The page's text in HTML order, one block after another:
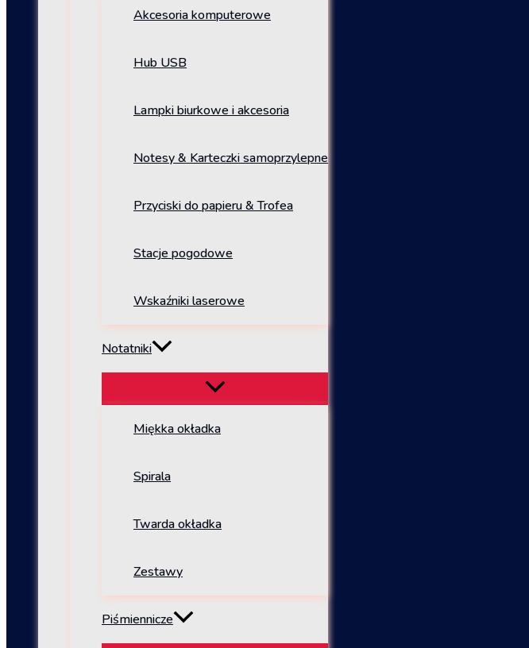
Akcesoria komputerowe
Hub USB
Lampki biurkowe i akcesoria
Notesy & Karteczki samoprzylepne
Przyciski do papieru & Trofea
Stacje pogodowe
Wskaźniki laserowe
Notatniki
Miękka okładka
Spirala
Twarda okładka
Zestawy
Piśmiennicze